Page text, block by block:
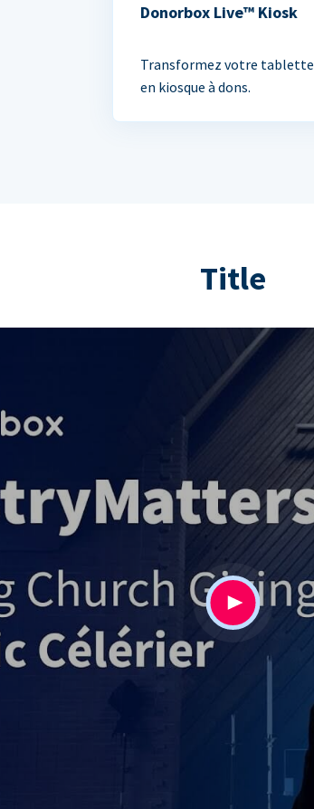
Donorbox Live™ Kiosk
Transformez votre tablette
en kiosque à dons.
Title